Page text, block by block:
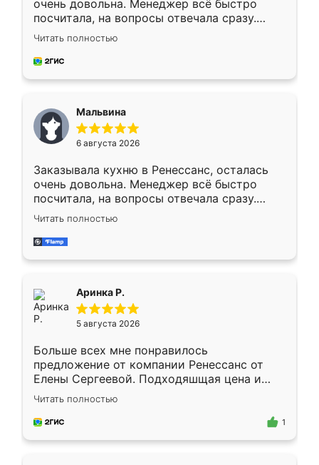
очень довольна. Менеджер всё быстро
посчитала, на вопросы отвечала сразу.
Замерщик приехал в субботу, подошёл к
делу со всей ответственностью. Собрали
за день, ребята работали аккуратно, даже
Читать полностью
Мальвина
6 августа 2026
Заказывала кухню в Ренессанс, осталась
очень довольна. Менеджер всё быстро
посчитала, на вопросы отвечала сразу.
Замерщик приехал в субботу, подошёл к
делу со всей ответственностью. Собрали
за день, ребята работали аккуратно, даже
Читать полностью
Аринка Р.
5 августа 2026
Больше всех мне понравилось
предложение от компании Ренессанс от
Елены Сергеевой. Подходяшщая цена и
короткие сроки изготовления. Приехавший
для замера сотрудник Владислав
предложил по моему эскизу самый
Читать полностью
1